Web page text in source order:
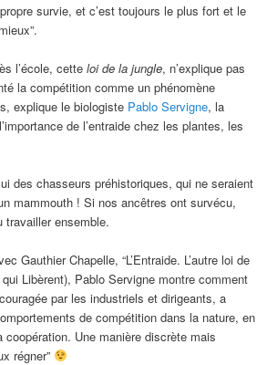
survie, et c’est toujours le plus fort et le
l’école, cette loi de la jungle, n’explique pas
la compétition comme un phénomène
explique le biologiste Pablo Servigne, la
de l’entraide chez les plantes, les
des chasseurs préhistoriques, qui ne seraient
mammouth ! Si nos ancêtres ont survécu,
travailler ensemble.
Gauthier Chapelle, “L’Entraide. L’autre loi de
Libèrent), Pablo Servigne montre comment
par les industriels et dirigeants, a
de compétition dans la nature, en
coopération. Une manière discrète mais
régner”